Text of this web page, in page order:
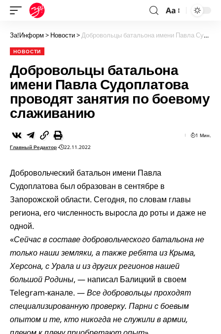
Aa
За!Информ > Новости>Добровольцы батальона имени Павла Судоплатова проводят занятия по боевому слаживанию
НОВОСТИ
Добровольцы батальона
имени Павла Судоплатова
проводят занятия по боевому
слаживанию
Главный Редактор 22.11.2022
1 Мин.
Добровольческий батальон имени Павла
Судоплатова был образован в сентябре в
Запорожской области. Сегодня, по словам главы
региона, его численность выросла до роты и даже не
одной.
«Сейчас в составе добровольческого батальона не
только наши земляки, а также ребята из Крыма,
Херсона, с Урала и из других регионов нашей
большой Родины, — написал Балицкий в своем
Telegram-канале. —Все добровольцы проходят
специализированную проверку. Парни с боевым
опытом и те, кто никогда не служили в армии,